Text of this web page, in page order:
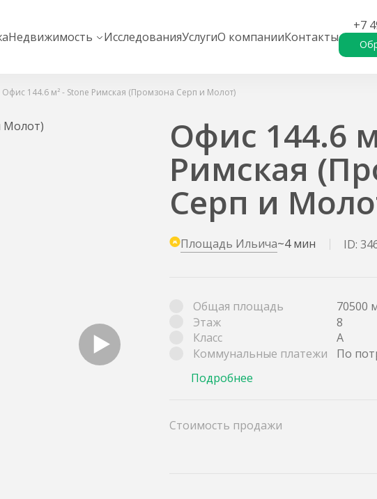
Недвижимость ИсследованияУслугиО компанииКонтакты
+7
Офис 144.6 м² - Stone Римская (Промзона Серп и Молот)
Офис 144.6
Римская
Серп и
Площадь Ильича~4 мин ID:
Общая площадь 70500
Этаж
8
Класс
A
Коммунальные платежи
По
Подробнее
Стоимость продажи